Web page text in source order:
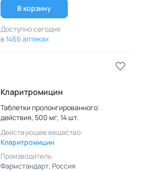
В корзину
Доступно сегодня
в 1466 аптеках
Кларитромицин
Таблетки пролонгированного
действия, 500 мг, 14 шт.
Действующее вещество:
Кларитромицин
Производитель:
Фармстандарт, Россия